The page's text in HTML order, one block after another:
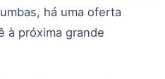
há uma oferta
à próxima grande